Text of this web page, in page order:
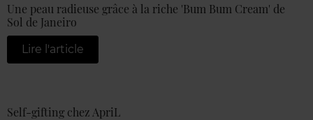
Une peau radieuse grâce à la riche 'Bum Bum Cream' de
Sol de Janeiro
Lire l'article
Self-gifting chez ApriL